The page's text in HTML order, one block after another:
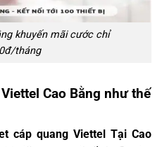
khuyến mãi cước chỉ
tháng
Cao Bằng như thế
cáp quang Viettel Tại Cao